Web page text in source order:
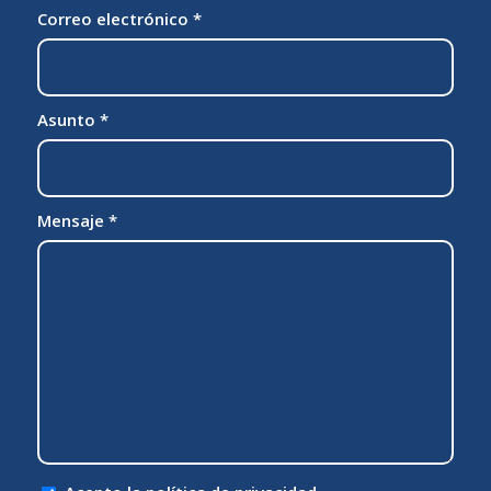
Correo electrónico *
Asunto *
Mensaje *